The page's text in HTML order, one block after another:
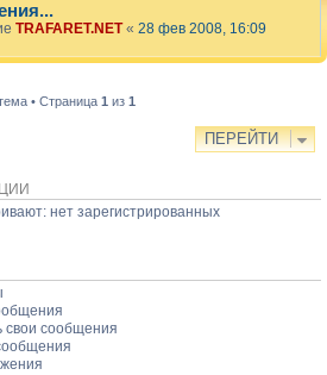
TRAFARET.NET« 28 фев 2008, 16:09
• Страница 1 из 1
ПЕРЕЙТИ
нет зарегистрированных
свои сообщения